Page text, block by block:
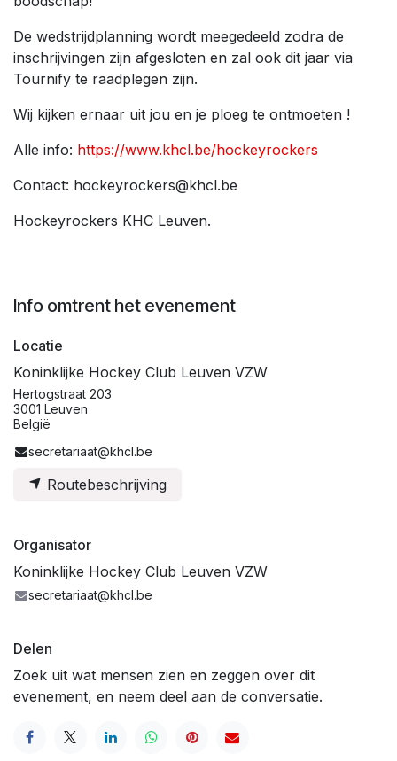
De wedstrijdplanning wordt meegedeeld zodra de
inschrijvingen zijn afgesloten en zal ook dit jaar via
Tournify te raadplegen zijn.
Wij kijken ernaar uit jou en je ploeg te ontmoeten !
Alle info: https://www.khcl.be/hockeyrockers
Contact: hockeyrockers@khcl.be
Hockeyrockers KHC Leuven.
Info omtrent het evenement
Locatie
Koninklijke Hockey Club Leuven VZW
Hertogstraat 203
3001 Leuven
België
secretariaat@khcl.be
Routebeschrijving
Organisator
Koninklijke Hockey Club Leuven VZW
secretariaat@khcl.be
Delen
Zoek uit wat mensen zien en zeggen over dit
evenement, en neem deel aan de conversatie.